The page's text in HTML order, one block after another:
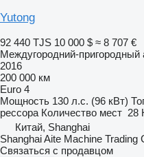
Yutong
92 440 TJS 10 000 $ ≈ 8 707 €
Междугородний-пригородный
2016
200 000 км
Euro 4
Мощность 130 л.с. (96 кВт)
рессора Количество мест 28
Китай, Shanghai
Shanghai Aite Machine Trading
Связаться с продавцом